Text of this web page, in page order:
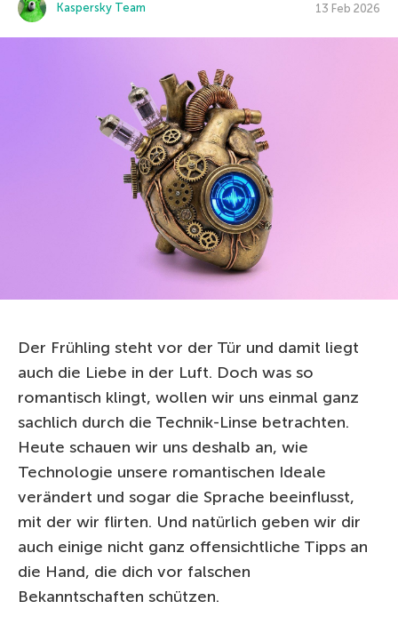
Kaspersky Team 13 Feb 2026
Der Frühling steht vor der Tür und damit liegt
auch die Liebe in der Luft. Doch was so
romantisch klingt, wollen wir uns einmal ganz
sachlich durch die Technik-Linse betrachten.
Heute schauen wir uns deshalb an, wie
Technologie unsere romantischen Ideale
verändert und sogar die Sprache beeinflusst,
mit der wir flirten. Und natürlich geben wir dir
auch einige nicht ganz offensichtliche Tipps an
die Hand, die dich vor falschen
Bekanntschaften schützen.